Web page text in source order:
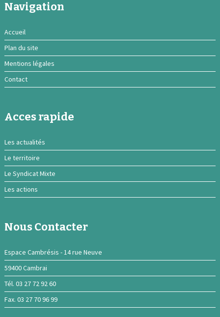
Navigation
Accueil
Plan du site
Mentions légales
Contact
Acces rapide
Les actualités
Le territoire
Le Syndicat Mixte
Les actions
Nous Contacter
Espace Cambrésis - 14 rue Neuve
59400 Cambrai
Tél. 03 27 72 92 60
Fax. 03 27 70 96 99